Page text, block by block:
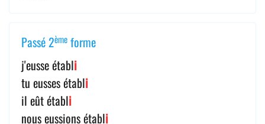
Passé 2ème forme
j'eusse établi
tu eusses établi
il eût établi
nous eussions établi